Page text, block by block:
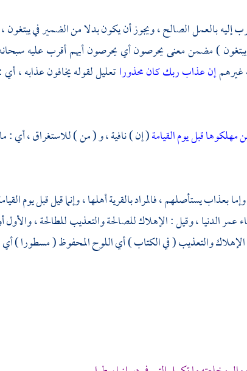
إليه بالعمل الصالح ، ويجوز أن يكون بدلا من الضمير في
) مضمن معنى يحرصون أي يحرصون أيهم أقرب عليه سبحانه
غيرهمإن عذاب ربك كان محذوراتعليل لقوله يخافون عذابه ،
مهلكوها قبل يوم القيامة( إن ) نافية ، و ( من ) للاستغراق ، أي :
يستأصلهم ، فالمراد بالقرية أهلها ، وإنما قيل قبل يوم
عمر الدنيا ، وقيل : الإهلاك للصالحة والتعذيب للطالحة ، والأول
والتعذيب ( في الكتاب ) أي اللوح المحفوظ ( مسطورا ) أي